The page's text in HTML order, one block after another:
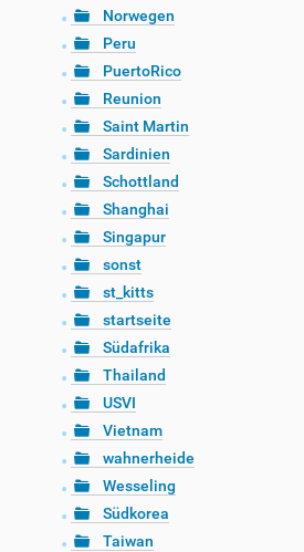
Norwegen
Peru
PuertoRico
Reunion
Saint Martin
Sardinien
Schottland
Shanghai
Singapur
sonst
st_kitts
startseite
Südafrika
Thailand
USVI
Vietnam
wahnerheide
Wesseling
Südkorea
Taiwan